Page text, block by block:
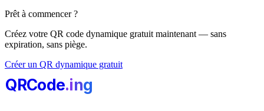
Prêt à commencer ?
Créez votre QR code dynamique gratuit maintenant — sans
expiration, sans piège.
Créer un QR dynamique gratuit
QRCode.ing